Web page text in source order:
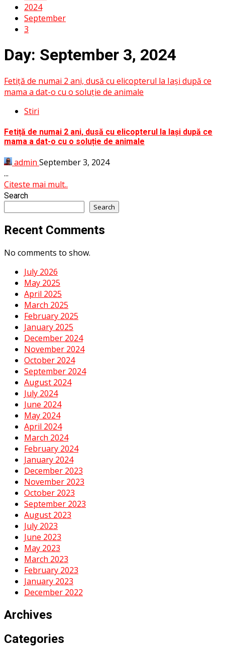
2024
September
3
Day: September 3, 2024
Fetiță de numai 2 ani, dusă cu elicopterul la Iași după ce
mama a dat-o cu o soluție de animale
Stiri
Fetiță de numai 2 ani, dusă cu elicopterul la Iași după ce
mama a dat-o cu o soluție de animale
admin September 3, 2024
...
Citeste mai mult..
Search
Search
Recent Comments
No comments to show.
July 2026
May 2025
April 2025
March 2025
February 2025
January 2025
December 2024
November 2024
October 2024
September 2024
August 2024
July 2024
June 2024
May 2024
April 2024
March 2024
February 2024
January 2024
December 2023
November 2023
October 2023
September 2023
August 2023
July 2023
June 2023
May 2023
March 2023
February 2023
January 2023
December 2022
Archives
Categories